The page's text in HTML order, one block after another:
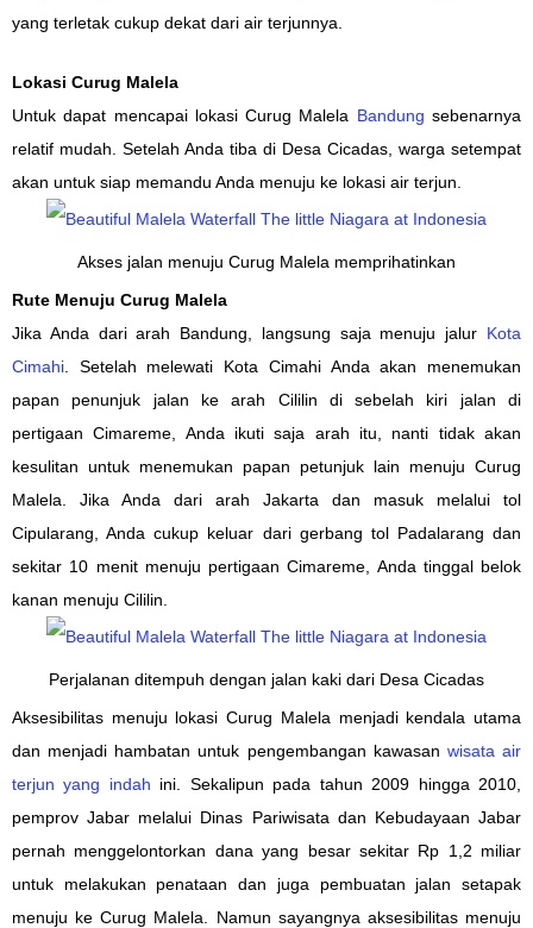
yang terletak cukup dekat dari air terjunnya.
Lokasi Curug Malela
Untukdapat mencapai lokasiCurug Malela Bandung sebenarnya
relatif mudah. Setelah Anda tiba di Desa Cicadas, warga setempat
akan untuk siap memandu Anda menuju ke lokasi air terjun.
Akses jalan menuju Curug Malela memprihatinkan
Rute Menuju Curug Malela
Jika Anda dari arah Bandung, langsung saja menuju jalur Kota
Cimahi . Setelah melewati Kota Cimahi Anda akan menemukan
papan penunjuk jalan ke arah Cililin di sebelah kiri jalan di
pertigaan Cimareme, Anda ikuti saja arah itu, nanti tidak akan
kesulitan untuk menemukan papan petunjuk lain menuju Curug
Malela. Jika Anda dari arah Jakarta dan masuk melalui tol
Cipularang, Anda cukup keluar dari gerbang tol Padalarang dan
sekitar 10 menit menuju pertigaan Cimareme, Anda tinggal belok
kanan menuju Cililin.
Perjalanan ditempuh dengan jalan kaki dari Desa Cicadas
Aksesibilitas menuju lokasiCurug Malela menjadi kendala utama
dan menjadi hambatanuntuk pengembangan kawasan wisataair
terjun yang indah ini. Sekalipun pada tahun 2009 hingga 2010,
pemprov Jabar melalui Dinas Pariwisata dan Kebudayaan Jabar
pernah menggelontorkan dana yang besar sekitar Rp 1,2 miliar
untuk melakukan penataan dan juga pembuatan jalan setapak
menuju ke Curug Malela. Namun sayangnya aksesibilitas menuju